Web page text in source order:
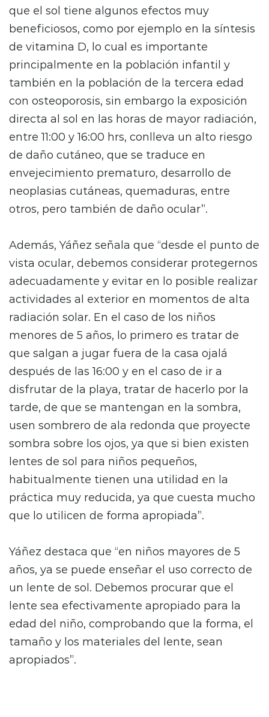
que el sol tiene algunos efectos muy
beneficiosos, como por ejemplo en la síntesis
de vitamina D, lo cual es importante
principalmente en la población infantil y
también en la población de la tercera edad
con osteoporosis, sin embargo la exposición
directa al sol en las horas de mayor radiación,
entre 11:00 y 16:00 hrs, conlleva un alto riesgo
de daño cutáneo, que se traduce en
envejecimiento prematuro, desarrollo de
neoplasias cutáneas, quemaduras, entre
otros, pero también de daño ocular”.
Además, Yáñez señala que “desde el punto de
vista ocular, debemos considerar protegernos
adecuadamente y evitar en lo posible realizar
actividades al exterior en momentos de alta
radiación solar. En el caso de los niños
menores de 5 años, lo primero es tratar de
que salgan a jugar fuera de la casa ojalá
después de las 16:00 y en el caso de ir a
disfrutar de la playa, tratar de hacerlo por la
tarde, de que se mantengan en la sombra,
usen sombrero de ala redonda que proyecte
sombra sobre los ojos, ya que si bien existen
lentes de sol para niños pequeños,
habitualmente tienen una utilidad en la
práctica muy reducida, ya que cuesta mucho
que lo utilicen de forma apropiada”.
Yáñez destaca que “en niños mayores de 5
años, ya se puede enseñar el uso correcto de
un lente de sol. Debemos procurar que el
lente sea efectivamente apropiado para la
edad del niño, comprobando que la forma, el
tamaño y los materiales del lente, sean
apropiados”.